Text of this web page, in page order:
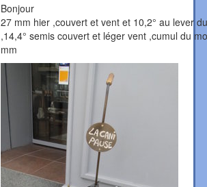
Bonjour
27 mm hier ,couvert et vent et 10,2° au lever
,14,4° semis couvert et léger vent ,cumul du
mm